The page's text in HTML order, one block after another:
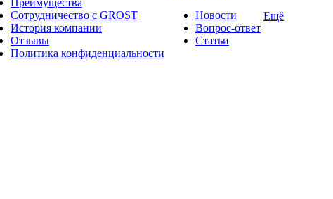
Преимущества
Сотрудничество с GROST
История компании
Отзывы
Политика конфиденциальности
Новости
Вопрос-ответ
Статьи
Ещё